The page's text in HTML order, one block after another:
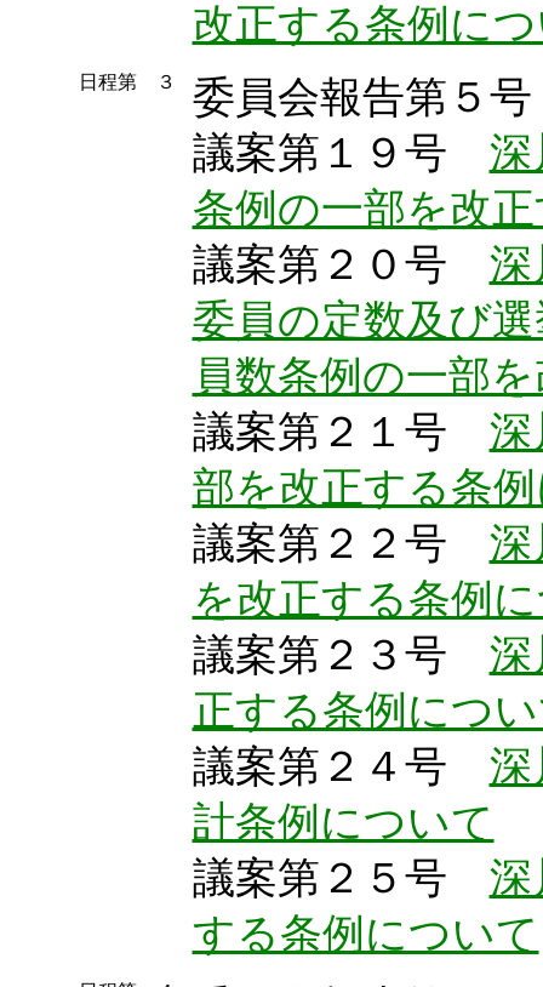
改正する条例に
日程第 ３
委員会報告第５号
議案第１９号 深
条例の一部を改
議案第２０号 深
委員の定数及び
員数条例の一部
議案第２１号 深
部を改正する条
議案第２２号 深
を改正する条例
議案第２３号 深
正する条例につ
議案第２４号 深
計条例について
議案第２５号 深
する条例について